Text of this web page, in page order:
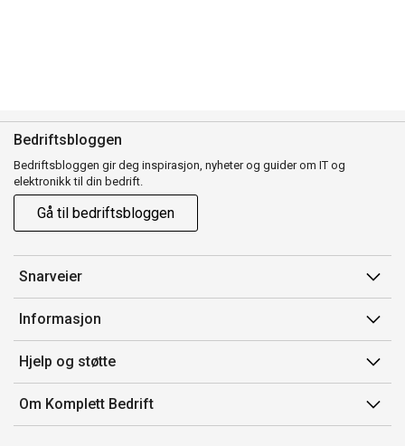
Bedriftsbloggen
Bedriftsbloggen gir deg inspirasjon, nyheter og guider om IT og
elektronikk til din bedrift.
Gå til bedriftsbloggen
Snarveier
Min side
Ordreoversikt
Mine produkter
Informasjon
Salgsbetingelser
Avtalevilkår for Komplett Bedrift Pluss
Produsenter
Hjelp og støtte
Kontakt oss
Retur
Om Komplett Bedrift